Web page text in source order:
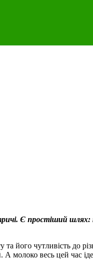
Є простіший
його чутливість до
молоко весь цей час